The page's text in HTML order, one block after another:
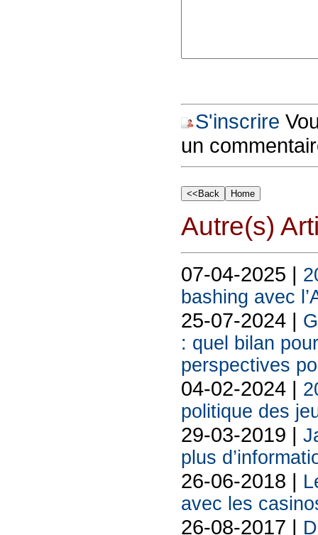
S'inscrire
un
Autre(s)
07-04-2025 |
bashing avec
25-07-2024 |
: quel bilan
perspectives
04-02-2024 |
politique des
29-03-2019 |
plus
26-06-2018 |
avec les
26-08-2017 |